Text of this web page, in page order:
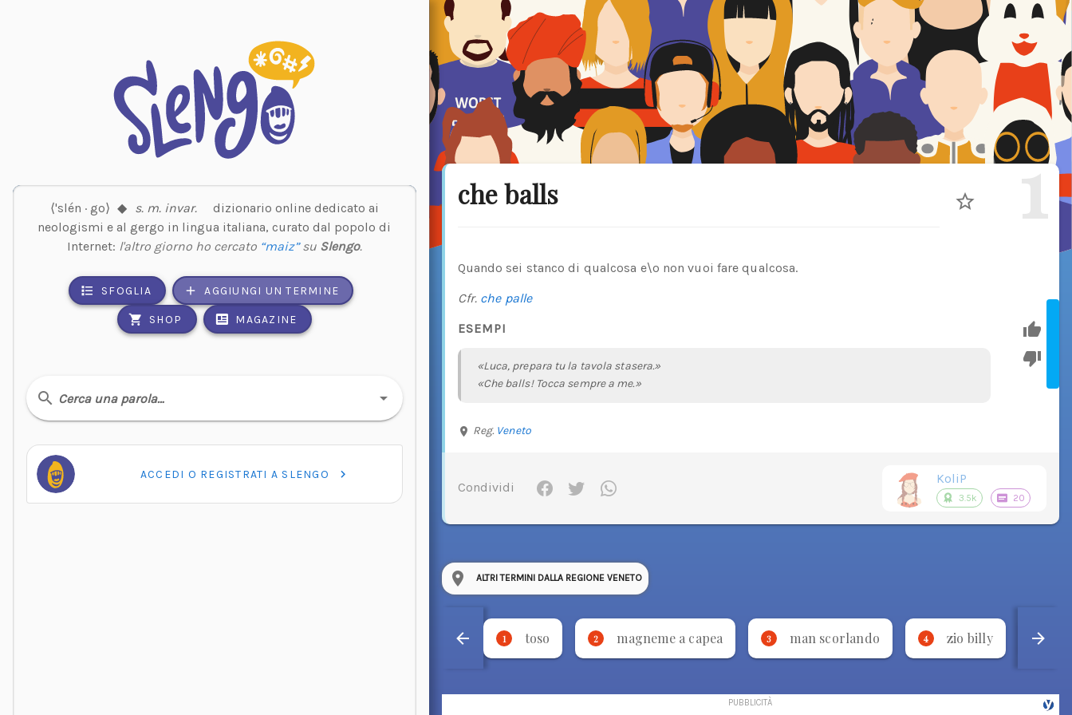
⟨'slén · go⟩ ◆ s. m. invar.
dizionario online dedicato ai
neologismi e al gergo in lingua italiana, curato dal popolo di
Internet: l'altro giorno ho cercato “maiz”su Slengo.
SFOGLIA AGGIUNGI UN TERMINE
SHOP MAGAZINE
Cerca una parola…
ACCEDI O REGISTRATI A SLENGO
che balls 1
Quando sei stanco di qualcosa e\o non vuoi fare qualcosa.
Cfr. che palle
ESEMPI
«Luca, prepara tu la tavola stasera.»
«Che balls! Tocca sempre a me.»
Reg. Veneto
Condividi
KoliP
3.5k 20
ALTRI TERMINI DALLA REGIONE VENETO
1 toso 2 magneme a capea 3 man scorlando 4 zio billy 5